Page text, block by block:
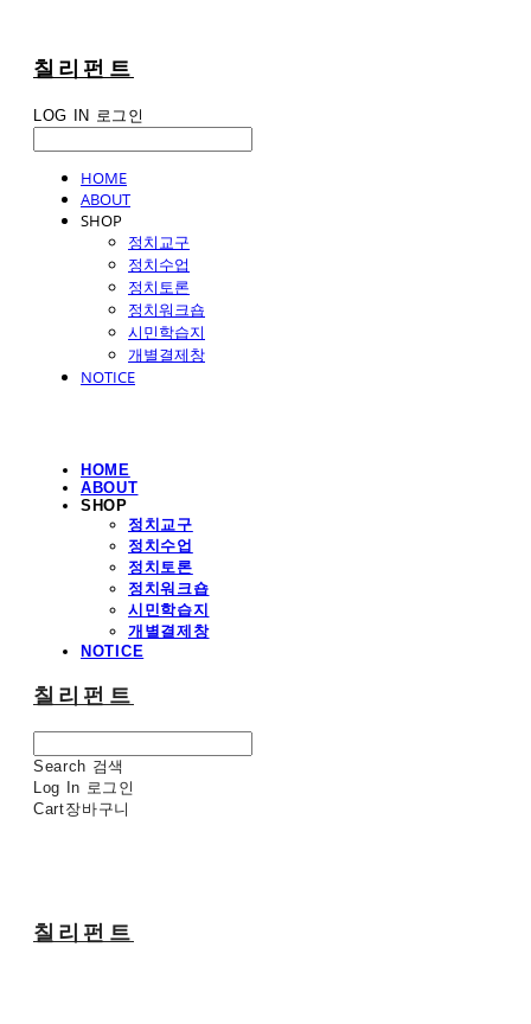
칠리펀트
LOG IN 로그인
HOME
ABOUT
SHOP
정치교구
정치수업
정치토론
정치워크숍
시민학습지
개별결제창
NOTICE
HOME
ABOUT
SHOP
정치교구
정치수업
정치토론
정치워크숍
시민학습지
개별결제창
NOTICE
칠리펀트
Search 검색
Log In 로그인
Cart장바구니
칠리펀트